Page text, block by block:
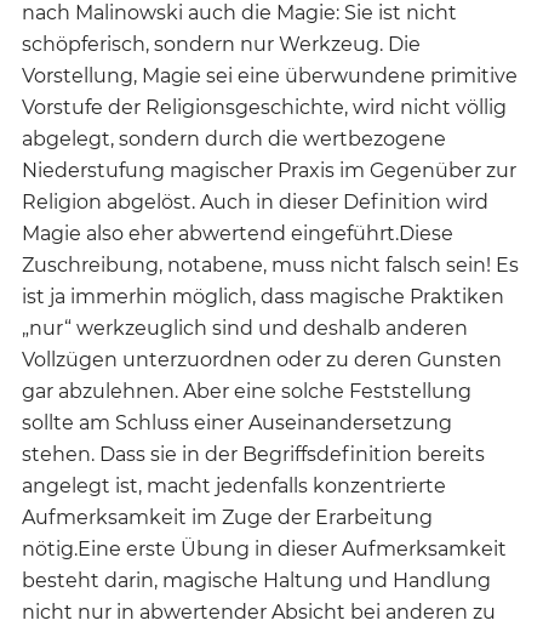
nach Malinowski auch die Magie: Sie ist nicht
schöpferisch, sondern nur Werkzeug. Die
Vorstellung, Magie sei eine überwundene primitive
Vorstufe der Religionsgeschichte, wird nicht völlig
abgelegt, sondern durch die wertbezogene
Niederstufung magischer Praxis im Gegenüber zur
Religion abgelöst. Auch in dieser Definition wird
Magie also eher abwertend eingeführt.Diese
Zuschreibung, notabene, muss nicht falsch sein! Es
ist ja immerhin möglich, dass magische Praktiken
„nur“ werkzeuglich sind und deshalb anderen
Vollzügen unterzuordnen oder zu deren Gunsten
gar abzulehnen. Aber eine solche Feststellung
sollte am Schluss einer Auseinandersetzung
stehen. Dass sie in der Begriffsdefinition bereits
angelegt ist, macht jedenfalls konzentrierte
Aufmerksamkeit im Zuge der Erarbeitung
nötig.Eine erste Übung in dieser Aufmerksamkeit
besteht darin, magische Haltung und Handlung
nicht nur in abwertender Absicht bei anderen zu